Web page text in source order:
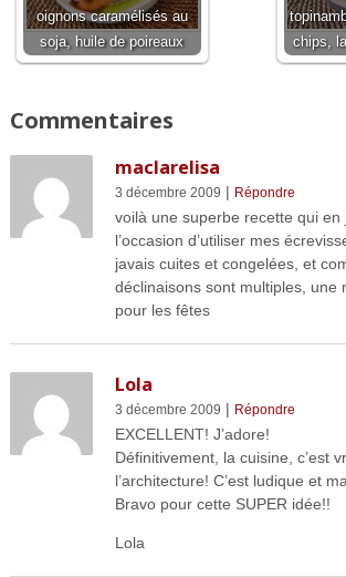
oignons caramélisés au
soja, huile de poireaux
chips,
Commentaires
maclarelisa
3 décembre 2009 | Répondre
voilà une superbe recette qui en
l’occasion d’utiliser mes
javais cuites et congelées, et
déclinaisons sont multiples, une
pour les fêtes
Lola
3 décembre 2009 | Répondre
EXCELLENT! J’adore!
Définitivement, la cuisine, c’est
l’architecture! C’est ludique et
Bravo pour cette SUPER idée!!
Lola